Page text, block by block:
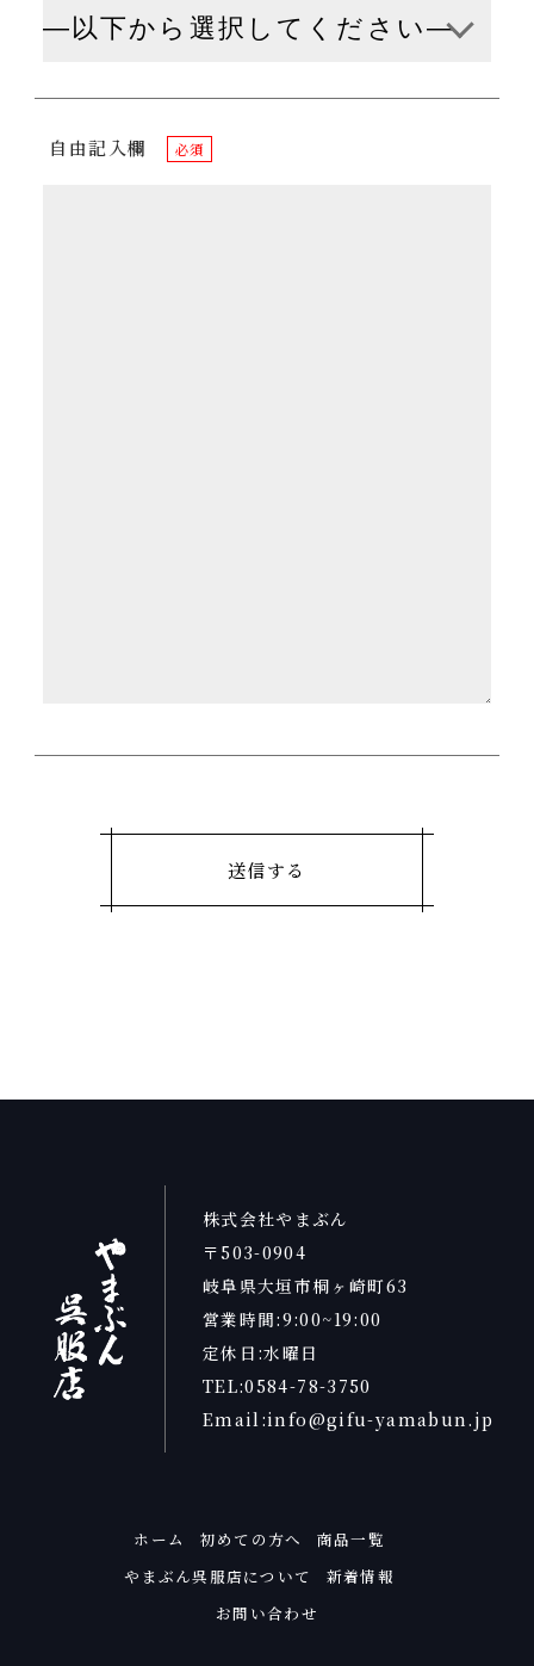
自由記入欄 必須
株式会社やまぶん
〒503-0904
岐阜県大垣市桐ヶ崎町63
営業時間:9:00~19:00
定休日:水曜日
TEL:0584-78-3750
Email:info@gifu-yamabun.jp
ホーム 初めての方へ
商品一覧
やまぶん呉服店について
新着情報
お問い合わせ